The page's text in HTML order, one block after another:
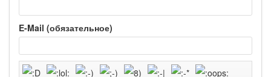
E-Mail (обязательное)